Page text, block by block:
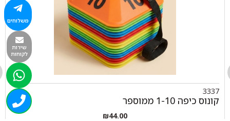
3337
קונוס כיפה 1-10 ממוספר
₪44.00
משלוחים
שירות
לקוחות